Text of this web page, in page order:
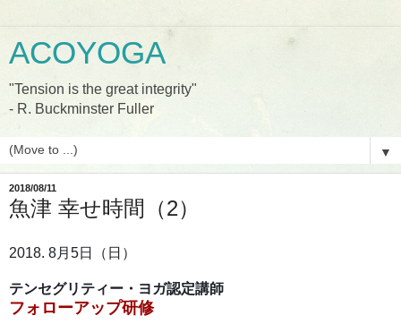
ACOYOGA
"Tension is the great integrity"
- R. Buckminster Fuller
▼
2018/08/11
魚津 幸せ時間（2）
2018. 8月5日（日）
テンセグリティー・ヨガ認定講師
フォローアップ研修